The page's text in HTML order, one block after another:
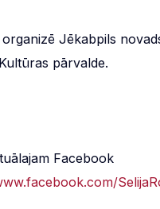
Jēkabpils
pārvalde.
Facebook